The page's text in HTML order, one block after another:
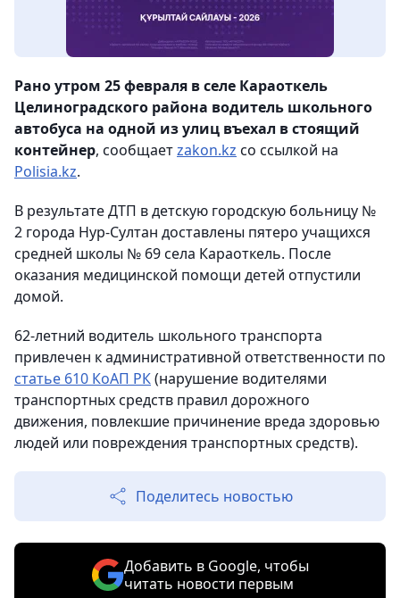
Рано утром 25 февраля в селе Караоткель
Целиноградского района водитель школьного
автобуса на одной из улиц въехал в стоящий
контейнер, сообщаетzakon.kz со ссылкой на
Polisia.kz.
В результате ДТП в детскую городскую больницу №
2 города Нур-Султан доставлены пятеро учащихся
средней школы № 69 села Караоткель. После
оказания медицинской помощи детей отпустили
домой.
62-летний водитель школьного транспорта
привлечен к административной ответственности по
статье 610 КоАП РК(нарушение водителями
транспортных средств правил дорожного
движения, повлекшие причинение вреда здоровью
людей или повреждения транспортных средств).
Поделитесь новостью
Добавить в Google, чтобы
читать новости первым